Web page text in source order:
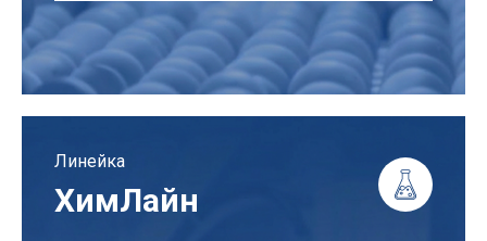
Линейка
ХимЛайн